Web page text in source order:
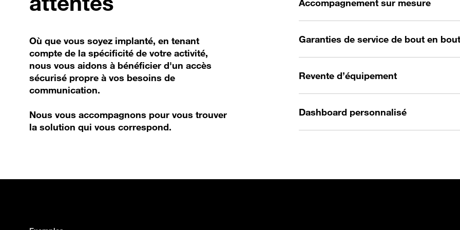
Où que vous soyez implanté, en tenant
compte de la spécificité de votre activité,
nous vous aidons à bénéficier d'un accès
sécurisé propre à vos besoins de
communication.
Nous vous accompagnons pour vous trouver
la solution qui vous correspond.
Accompagnement sur mesure
Garanties de service de bout en bout
Revente d’équipement
Dashboard personnalisé